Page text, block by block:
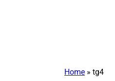
Home » tg4